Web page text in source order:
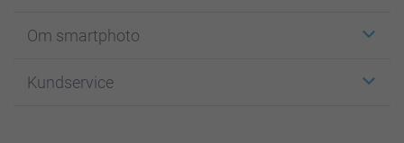
Fotokort
Fotoböcker
Om smartphoto
För affiliates
Kundservice